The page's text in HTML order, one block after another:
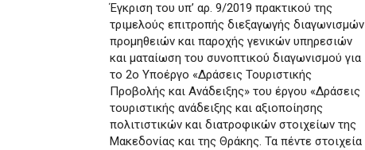
Έγκριση του υπ’ αρ. 9/2019 πρακτικού της
τριμελούς επιτροπής διεξαγωγής διαγωνισμών
προμηθειών και παροχής γενικών υπηρεσιών
και ματαίωση του συνοπτικού διαγωνισμού για
το 2ο Υποέργο «Δράσεις Τουριστικής
Προβολής και Ανάδειξης» του έργου «Δράσεις
τουριστικής ανάδειξης και αξιοποίησης
πολιτιστικών και διατροφικών στοιχείων της
Μακεδονίας και της Θράκης. Τα πέντε στοιχεία